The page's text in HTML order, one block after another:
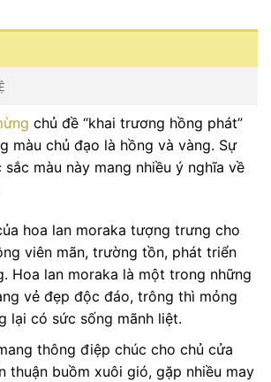
chủ đề “khai trương hồng phát”
màu chủ đạo là hồng và vàng. Sự
màu này mang nhiều ý nghĩa về
hoa lan moraka tượng trưng cho
viên mãn, trường tồn, phát triển
Hoa lan moraka là một trong những
vẻ đẹp độc đáo, trông thì mỏng
lại có sức sống mãnh liệt.
thông điệp chúc cho chủ cửa
thuận buồm xuôi gió, gặp nhiều may